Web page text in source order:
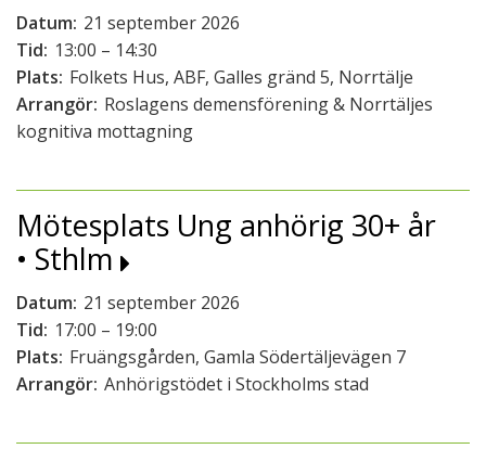
Datum: 21 september 2026
Tid: 13:00 – 14:30
Plats: Folkets Hus, ABF, Galles gränd 5, Norrtälje
Arrangör: Roslagens demensförening & Norrtäljes
kognitiva mottagning
Mötesplats Ung anhörig 30+ år
• Sthlm
Datum: 21 september 2026
Tid: 17:00 – 19:00
Plats: Fruängsgården, Gamla Södertäljevägen 7
Arrangör: Anhörigstödet i Stockholms stad